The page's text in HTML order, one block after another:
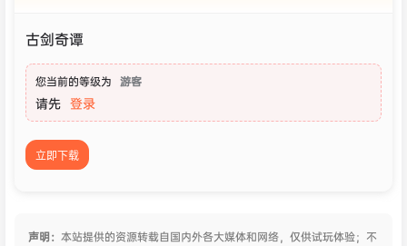
古剑奇谭
您当前的等级为 游客
请先 登录
立即下载
声明： 本站提供的资源转载自国内外各大媒体和网络，仅供试玩体验；不